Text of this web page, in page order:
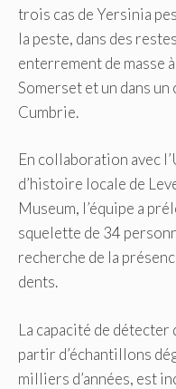
trois cas de Yersinia
la peste, dans des
enterrement de masse
Somerset et un dans un
Cumbrie.
En collaboration avec
d’histoire locale de
Museum, l’équipe a
squelette de 34
recherche de la
dents.
La capacité de détecter
partir d’échantillons
milliers d’années, est